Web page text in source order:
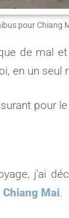
pour Chiang
de mal
en un seul
pour
j’ai
Chiang Mai.